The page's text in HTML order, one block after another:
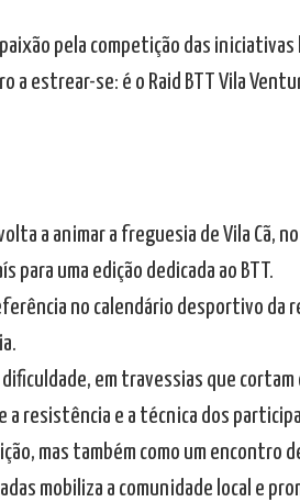
pela competição das iniciativas
estrear-se: é o Raid BTT Vila
a animar a freguesia de Vila Cã, no
para uma edição dedicada ao BTT.
no calendário desportivo da
em travessias que cortam
resistência e a técnica dos
mas também como um encontro
mobiliza a comunidade local e